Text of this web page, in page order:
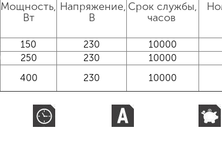
Мощность,
Вт
Напряжение,
В
Срок службы,
часов
150 230
10000
250 230
10000
400 230 10000